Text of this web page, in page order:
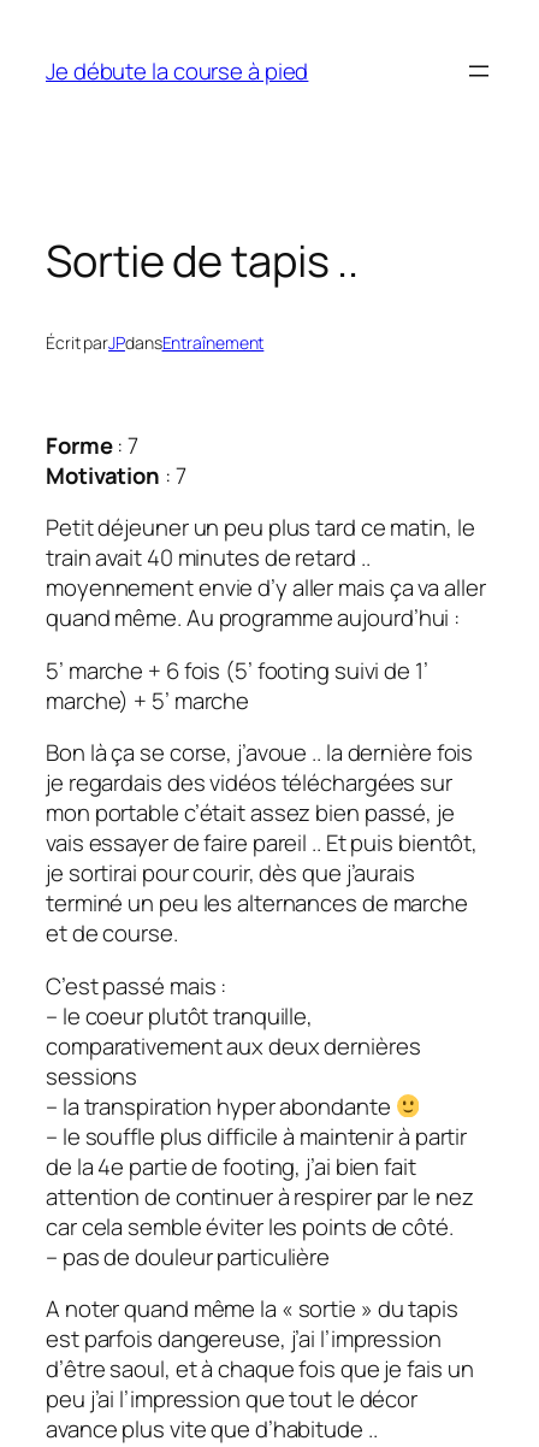
contenu
Je débute la course à pied
Sortie de tapis ..
Écrit parJPdansEntraînement
Forme: 7
Motivation : 7
Petit déjeuner un peu plus tard ce matin, le
train avait 40 minutes de retard ..
moyennement envie d’y aller mais ça va aller
quand même. Au programme aujourd’hui :
5’ marche + 6 fois (5’ footing suivi de 1’
marche) + 5’ marche
Bon là ça se corse, j’avoue .. la dernière fois
je regardais des vidéos téléchargées sur
mon portable c’était assez bien passé, je
vais essayer de faire pareil .. Et puis bientôt,
je sortirai pour courir, dès que j’aurais
terminé un peu les alternances de marche
et de course.
C’est passé mais :
– le coeur plutôt tranquille,
comparativement aux deux dernières
sessions
– la transpiration hyper abondante
– le souffle plus difficile à maintenir à partir
de la 4e partie de footing, j’ai bien fait
attention de continuer à respirer par le nez
car cela semble éviter les points de côté.
– pas de douleur particulière
A noter quand même la « sortie » du tapis
est parfois dangereuse, j’ai l’impression
d’être saoul, et à chaque fois que je fais un
peu j’ai l’impression que tout le décor
avance plus vite que d’habitude ..